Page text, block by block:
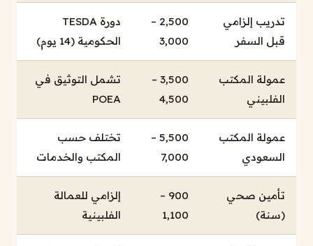
تدريب إلزامي
قبل السفر
2,500 –
3,000
دورة TESDA
الحكومية (14 يوم)
عمولة المكتب
الفلبيني
3,500 –
4,500
تشمل التوثيق في
POEA
عمولة المكتب
السعودي
5,500 –
7,000
تختلف حسب
المكتب والخدمات
تأمين صحي
(سنة)
900 –
1,100
إلزامي للعمالة
الفلبينية